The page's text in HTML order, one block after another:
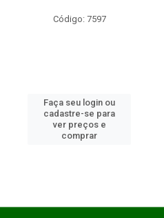
Código: 7597
Faça seu login ou
cadastre-se para
ver preços e
comprar